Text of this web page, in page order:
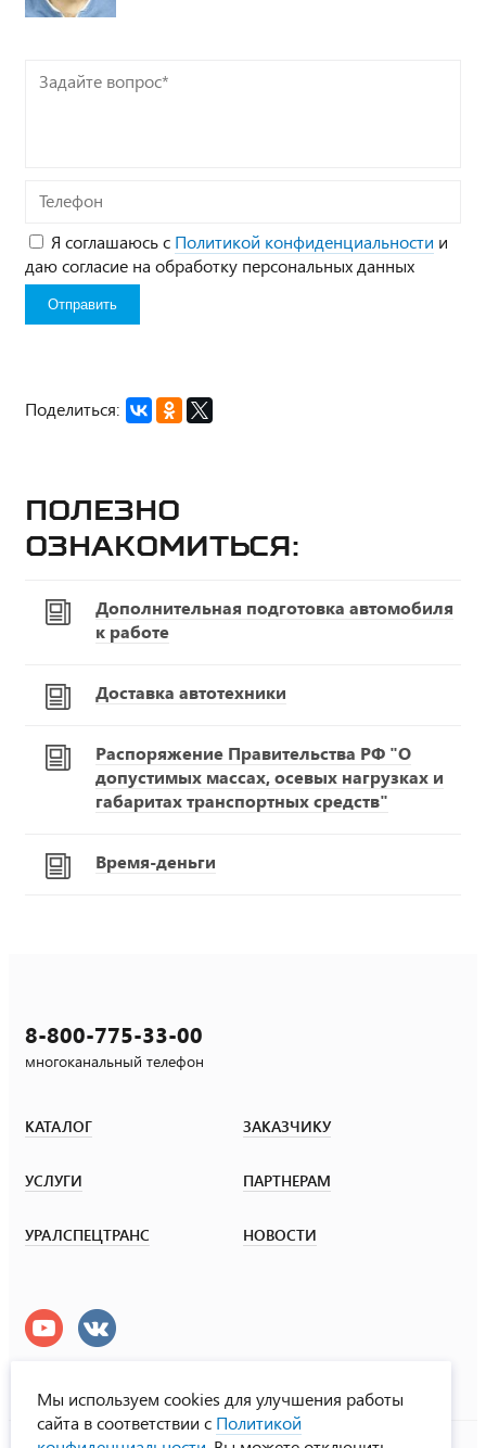
Задайте
Телефон
Я соглашаюсь с Политикой конфиденциальности и
даю согласие на обработку персональных данных
Поделиться:
Полезно
ознакомиться:
Дополнительная подготовка автомобиля
к работе
Доставка автотехники
Распоряжение Правительства РФ "О
допустимых массах, осевых нагрузках и
габаритах транспортных средств"
Время-деньги
8-800-775-33-00
многоканальный телефон
КАТАЛОГ ЗАКАЗЧИКУ
УСЛУГИ ПАРТНЕРАМ
УРАЛСПЕЦТРАНС НОВОСТИ
УралСпецТранс
Мы используем cookies для улучшения работы
сайта в соответствии с Политикой